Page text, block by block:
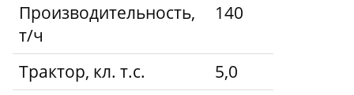
Производительность,
т/ч
140
Трактор, кл. т.с.
5,0